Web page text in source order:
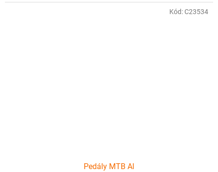
Pedály MTB Al
Kód:C23534